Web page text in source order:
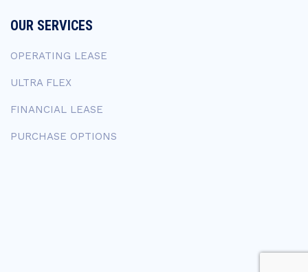
OUR SERVICES
OPERATING LEASE
ULTRA FLEX
FINANCIAL LEASE
PURCHASE OPTIONS